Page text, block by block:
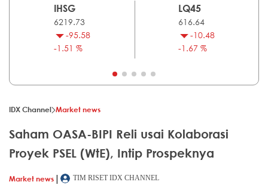
IHSG
6219.73
-95.58
-1.51 %
LQ45
616.64
-10.48
-1.67 %
IDX Channel Market news
Saham OASA-BIPI Reli usai Kolaborasi
Proyek PSEL (WtE), Intip Prospeknya
Market news |
TIM RISET IDX CHANNEL